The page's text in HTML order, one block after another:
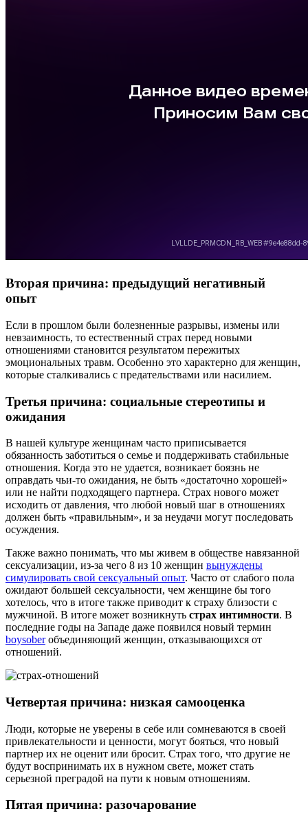
Вторая причина: предыдущий негативный
опыт
Если в прошлом были болезненные разрывы, измены или
невзаимность, то естественный страх перед новыми
отношениями становится результатом пережитых
эмоциональных травм. Особенно это характерно для женщин,
которые сталкивались с предательствами или насилием.
Третья причина: социальные стереотипы и
ожидания
В нашей культуре женщинам часто приписывается
обязанность заботиться о семье и поддерживать стабильные
отношения. Когда это не удается, возникает боязнь не
оправдать чьи-то ожидания, не быть «достаточно хорошей»
или не найти подходящего партнера. Страх нового может
исходить от давления, что любой новый шаг в отношениях
должен быть «правильным», и за неудачи могут последовать
осуждения.
Также важно понимать, что мы живем в обществе навязанной
сексуализации, из-за чего 8 из 10 женщин вынуждены
симулировать свой сексуальный опыт. Часто от слабого пола
ожидают большей сексуальности, чем женщине бы того
хотелось, что в итоге также приводит к страху близости с
мужчиной. В итоге может возникнуть страх интимности. В
последние годы на Западе даже появился новый термин
boysoberобъединяющий женщин, отказывающихся от
отношений.
Четвертая причина: низкая самооценка
Люди, которые не уверены в себе или сомневаются в своей
привлекательности и ценности, могут бояться, что новый
партнер их не оценит или бросит. Страх того, что другие не
будут воспринимать их в нужном свете, может стать
серьезной преградой на пути к новым отношениям.
Пятая причина: разочарование